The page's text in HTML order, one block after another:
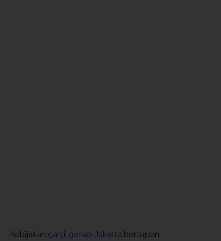
Kebijakan ganjil genap Jakarta bertujuan